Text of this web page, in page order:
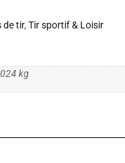
de tir, Tir sportif & Loisir
kg